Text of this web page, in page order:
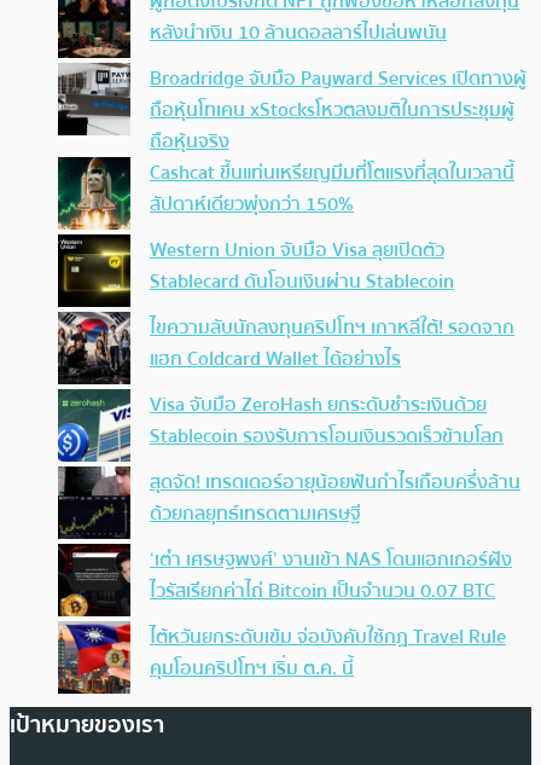
หลังนำเงิน 10 ล้านดอลลาร์ไปเล่นพนัน
Broadridge จับมือ Payward Services เปิดทางผู้
ถือหุ้นโทเคน xStocksโหวตลงมติในการประชุมผู้
ถือหุ้นจริง
Cashcat ขึ้นแท่นเหรียญมีมที่โตแรงที่สุดในเวลานี้
สัปดาห์เดียวพุ่งกว่า 150%
Western Union จับมือ Visa ลุยเปิดตัว
Stablecard ดันโอนเงินผ่าน Stablecoin
ไขความลับนักลงทุนคริปโทฯ เกาหลีใต้! รอดจาก
แฮก Coldcard Wallet ได้อย่างไร
Visa จับมือ ZeroHash ยกระดับชำระเงินด้วย
Stablecoin รองรับการโอนเงินรวดเร็วข้ามโลก
สุดจัด! เทรดเดอร์อายุน้อยฟันกำไรเกือบครึ่งล้าน
ด้วยกลยุทธ์เทรดตามเศรษฐี
‘เต๋า เศรษฐพงศ์’ งานเข้า NAS โดนแฮกเกอร์ฝัง
ไวรัสเรียกค่าไถ่ Bitcoin เป็นจำนวน 0.07 BTC
ไต้หวันยกระดับเข้ม จ่อบังคับใช้กฏ Travel Rule
คุมโอนคริปโทฯ เริ่ม ต.ค. นี้
เป้าหมายของเรา